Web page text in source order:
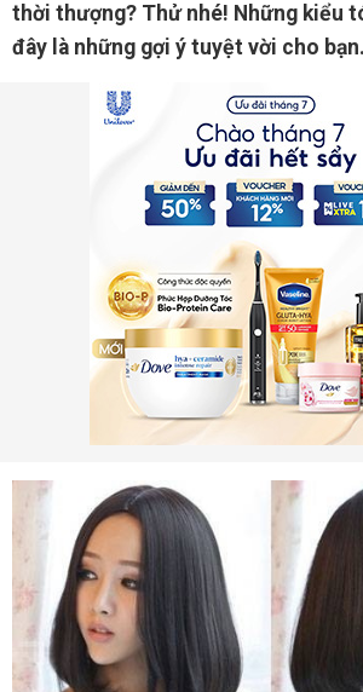
thời thượng? Thử nhé! Những kiểu
đây là những gợi ý tuyệt vời cho bạn.